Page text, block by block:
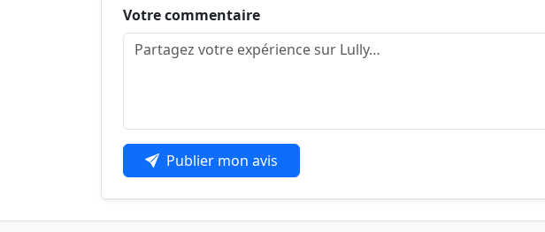
Votre commentaire
Publier mon avis